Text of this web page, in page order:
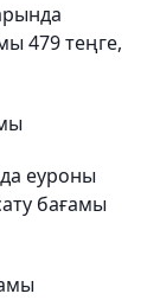
479 теңге,
еуроны
бағамы